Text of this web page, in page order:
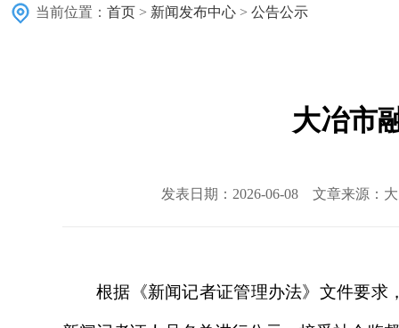
当前位置： 首页 > 新闻发布中心 > 公告公示
大冶市
发表日期：2026-06-08 文章来源：
根据《新闻记者证管理办法》文件要求